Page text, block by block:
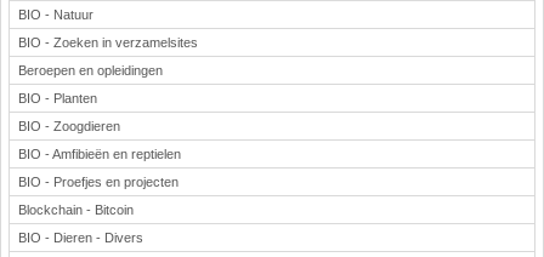
BIO - Natuur
BIO - Zoeken in verzamelsites
Beroepen en opleidingen
BIO - Planten
BIO - Zoogdieren
BIO - Amfibieën en reptielen
BIO - Proefjes en projecten
Blockchain - Bitcoin
BIO - Dieren - Divers